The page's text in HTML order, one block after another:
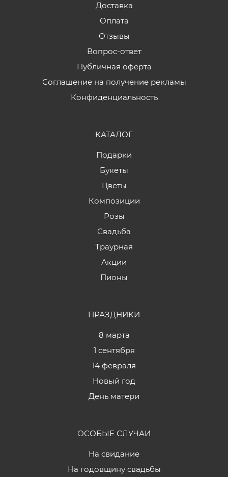
Доставка
Оплата
Отзывы
Вопрос-ответ
Публичная оферта
Соглашение на получение рекламы
Конфиденциальность
КАТАЛОГ
Подарки
Букеты
Цветы
Композиции
Розы
Свадьба
Траурная
Акции
Пионы
ПРАЗДНИКИ
8 марта
1 сентября
14 февраля
Новый год
День матери
ОСОБЫЕ СЛУЧАИ
На свидание
На годовщину свадьбы